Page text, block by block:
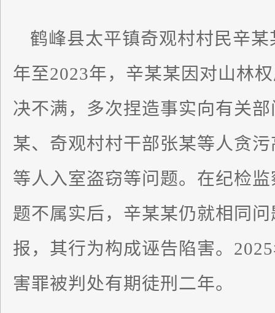
鹤峰县太平镇奇观村村民辛
年至2023年，辛某某因对山林
决不满，多次捏造事实向有关
某、奇观村村干部张某等人贪
等人入室盗窃等问题。在纪检
题不属实后，辛某某仍就相同
报，其行为构成诬告陷害。
害罪被判处有期徒刑二年。